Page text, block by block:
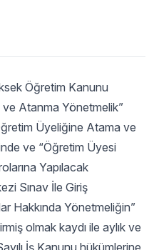
Taban Puanlar
Öğretim Kanunu
Atanma Yönetmelik”
Üyeliğine Atama ve
ve “Öğretim Üyesi
Yapılacak
Sınav İle Giriş
Hakkında Yönetmeliğin”
olmak kaydı ile aylık ve
İş Kanunu hükümlerine